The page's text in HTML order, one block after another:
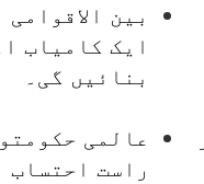
بین
ایک کامیاب
بنائیں گی۔
عالمی
راست